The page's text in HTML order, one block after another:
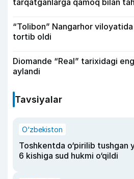
tarqatganlarga qamoq bilan
“Tolibon” Nangarhor
tortib oldi
Diomande “Real” tarixidagi
aylandi
Tavsiyalar
O‘zbekiston
Toshkentda o‘pirilib tushgan
6 kishiga sud hukmi o‘qildi